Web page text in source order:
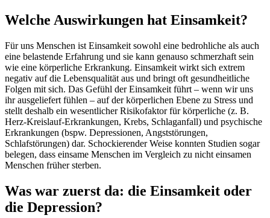
Welche Auswirkungen hat Einsamkeit?
Für uns Menschen ist Einsamkeit sowohl eine bedrohliche als auch
eine belastende Erfahrung und sie kann genauso schmerzhaft sein
wie eine körperliche Erkrankung. Einsamkeit wirkt sich extrem
negativ auf die Lebensqualität aus und bringt oft gesundheitliche
Folgen mit sich. Das Gefühl der Einsamkeit führt – wenn wir uns
ihr ausgeliefert fühlen – auf der körperlichen Ebene zu Stress und
stellt deshalb ein wesentlicher Risikofaktor für körperliche (z. B.
Herz-Kreislauf-Erkrankungen, Krebs, Schlaganfall) und psychische
Erkrankungen (bspw. Depressionen, Angststörungen,
Schlafstörungen) dar. Schockierender Weise konnten Studien sogar
belegen, dass einsame Menschen im Vergleich zu nicht einsamen
Menschen früher sterben.
Was war zuerst da: die Einsamkeit oder
die Depression?